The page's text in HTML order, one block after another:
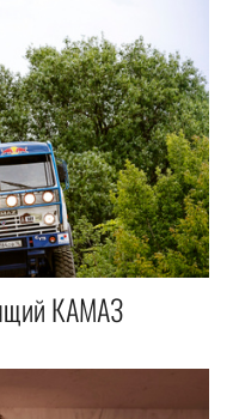
КАМАЗ